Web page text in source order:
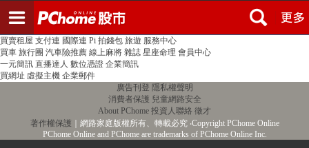
PChome首頁 線上購物 24h購物 書店
買賣租屋 支付連 國際連 Pi 拍錢包 旅遊 服務中心
買車 旅行團 汽車險推薦 線上麻將 雜誌 星座命理 會員中心
一元簡訊 直播達人 數位憑證 企業簡訊
買網址 虛擬主機 企業郵件
廣告刊登 隱私權聲明
消費者保護 兒童網路安全
About PChome 投資人聯絡 徵才
著作權保護 ｜網路家庭版權所有、轉載必究‧Copyright PChome Online
PChome Online and PChome are trademarks of PChome Online Inc.